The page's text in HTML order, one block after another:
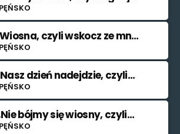
czyli wskocz ze mną
dzień nadejdzie, czyli
Księżyc”.”
bójmy się wiosny, czyli
cię (nieważne kiedy i jak)”.